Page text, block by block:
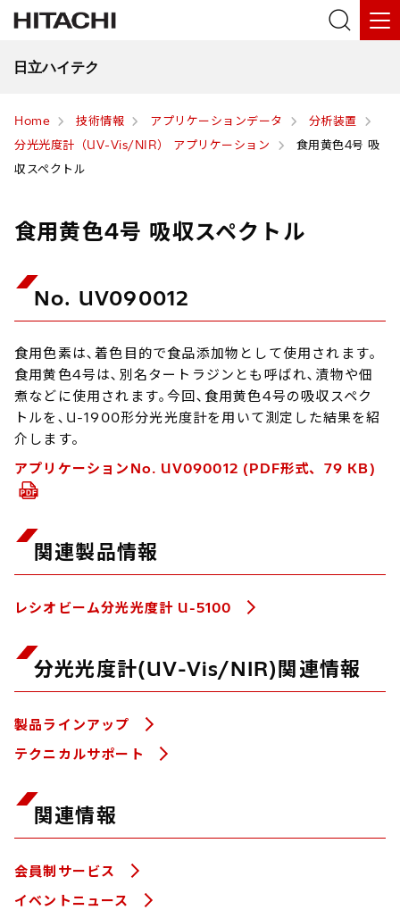
日立ハイテク
Home 技術情報 アプリケーションデータ
分析装置
分光光度計（UV-Vis/NIR） アプリケーション
食用黄色4号 吸
収スペクトル
食用黄色4号 吸収スペクトル
No. UV090012
食用色素は､着色目的で食品添加物として使用されます｡
食用黄色4号は､別名タートラジンとも呼ばれ､漬物や佃
煮などに使用されます｡今回､食用黄色4号の吸収スペク
トルを､U-1900形分光光度計を用いて測定した結果を紹
介します。
アプリケーションNo. UV090012 (PDF形式、79 KB)
関連製品情報
レシオビーム分光光度計 U-5100
分光光度計(UV-Vis/NIR)関連情報
製品ラインアップ
テクニカルサポート
関連情報
会員制サービス
イベントニュース